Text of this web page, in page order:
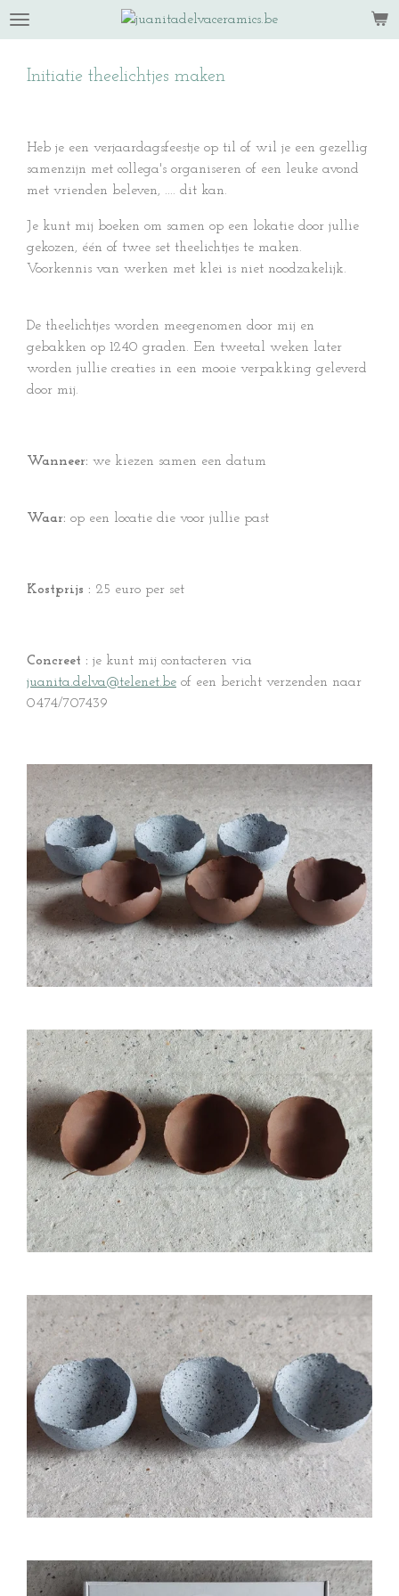
Ga
direct
Initiatie theelichtjes maken
Heb je een verjaardagsfeestje op til of wil je een gezellig
samenzijn met collega's organiseren of een leuke avond
met vrienden beleven, .... dit kan.
Je kunt mij boeken om samen op een lokatie door jullie
gekozen, één of twee set theelichtjes te maken.
Voorkennis van werken met klei is niet noodzakelijk.
De theelichtjes worden meegenomen door mij en
gebakken op 1240 graden. Een tweetal weken later
worden jullie creaties in een mooie verpakking geleverd
door mij.
Wanneer: we kiezen samen een datum
Waar: op een locatie die voor jullie past
Kostprijs : 25 euro per set
Concreet : je kunt mij contacteren via
juanita.delva@telenet.be of een bericht verzenden naar
0474/707439